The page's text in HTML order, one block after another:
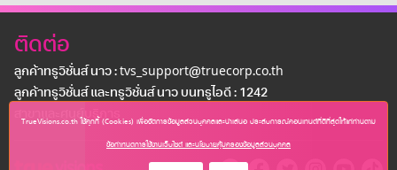
ติดต่อ
ลูกค้าทรูวิชั่นส์ นาว : tvs_support@truecorp.co.th
ลูกค้าทรูวิชั่นส์ และทรูวิชั่นส์ นาว บนทรูไอดี : 1242
สาขาเเละศูนย์บริการ
TrueVisions.co.th ใช้คุกกี้ (Cookies) เพื่อจัดการข้อมูลส่วนบุคคลและนำเสนอ ประสบการณ์คอนเทนต์ที่ดีที่สุดให้แก่ท่านตาม
ข้อกำหนดการใช้งานเว็บไซต์ และนโยบายคุ้มครองข้อมูลส่วนบุคคล